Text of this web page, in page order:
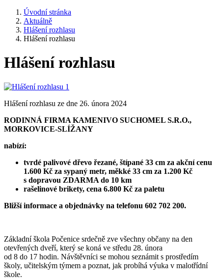
Úvodní stránka
Aktuálně
Hlášení rozhlasu
Hlášení rozhlasu
Hlášení rozhlasu
Hlášení rozhlasu ze dne 26. února 2024
RODINNÁ FIRMA KAMENIVO SUCHOMEL S.R.O.,
MORKOVICE-SLÍŽANY
nabízí:
tvrdé palivové dřevo řezané, štípané 33 cm za akční cenu
1.600 Kč za sypaný metr, měkké 33 cm za 1.200 Kč
s dopravou ZDARMA do 10 km
rašelinové brikety, cena 6.800 Kč za paletu
Bližší informace a objednávky na telefonu 602 702 200.
Základní škola Počenice srdečně zve všechny občany na den
otevřených dveří, který se koná ve středu 28. února
od 8 do 17 hodin. Návštěvníci se mohou seznámit s prostředím
školy, učitelským týmem a poznat, jak probíhá výuka v malotřídní
škole.